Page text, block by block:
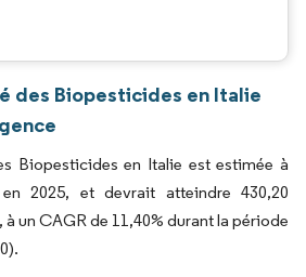
des Biopesticides en Italie
Biopesticides en Italie est estimée à
2025, et devrait atteindre 430,20
un CAGR de 11,40% durant la période